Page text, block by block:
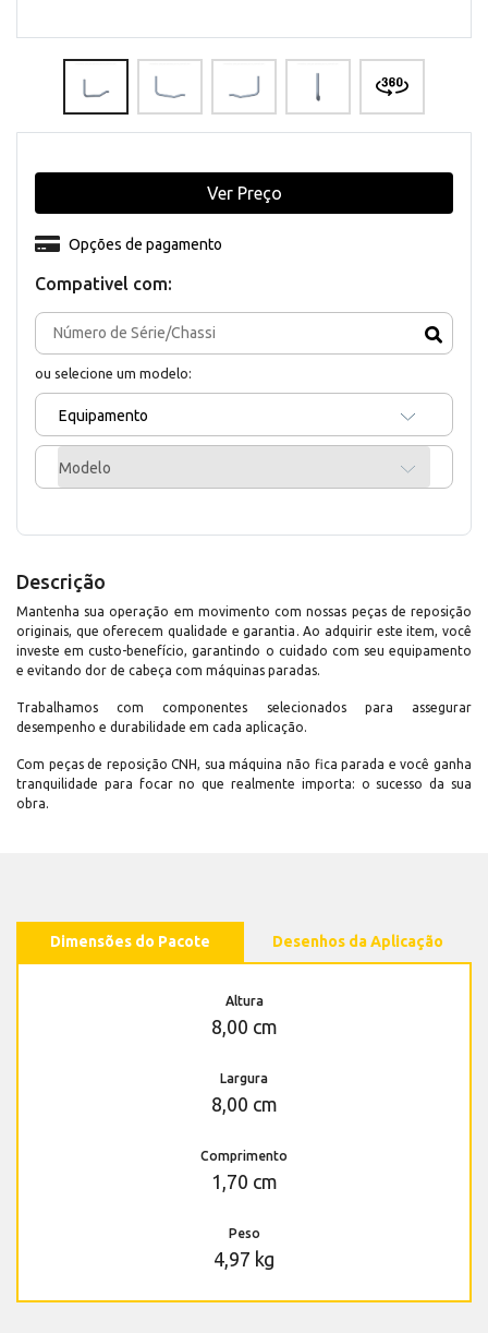
Compativel com:
ou selecione um modelo:
Equipamento
Modelo
Opções de pagamento
Ver Preço
Descrição
Mantenha sua operação em movimento com nossas peças de reposição
originais, que oferecem qualidade e garantia. Ao adquirir este item, você
investe em custo-benefício, garantindo o cuidado com seu equipamento
e evitando dor de cabeça com máquinas paradas.
Trabalhamos com componentes selecionados para assegurar
desempenho e durabilidade em cada aplicação.
Com peças de reposição CNH, sua máquina não fica parada e você ganha
tranquilidade para focar no que realmente importa: o sucesso da sua
obra.
Dimensões do Pacote Desenhos da Aplicação
Altura
8,00 cm
Largura
8,00 cm
Comprimento
1,70 cm
Peso
4,97 kg